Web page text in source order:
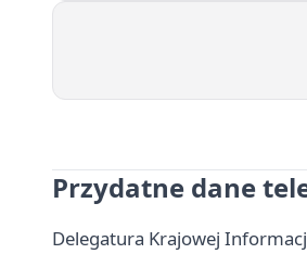
Przydatne dane
Delegatura Krajowej